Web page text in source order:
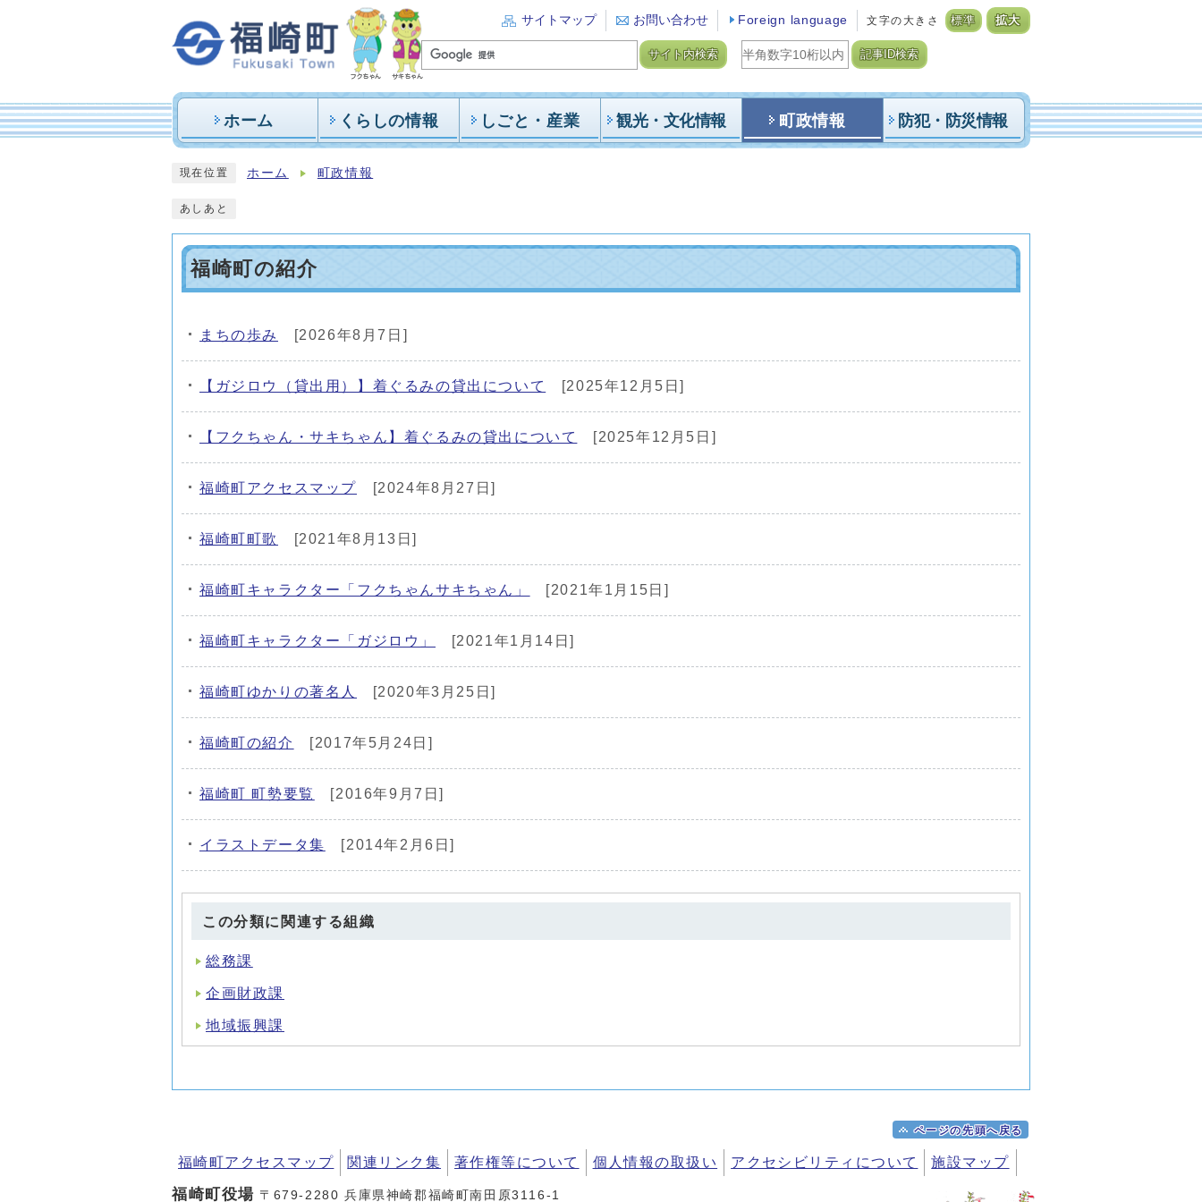
サイトマップ お問い合わせ Foreign language 文字の大きさ 標準 拡大
サイト内検索 記事ID検索
ホーム くらしの情報 しごと・産業 観光・文化情報 町政情報 防犯・防災情報
現在位置 ホーム 町政情報
あしあと
福崎町の紹介
メインメニュー
まちの歩み [2026年8月7日]
【ガジロウ（貸出用）】着ぐるみの貸出について [2025年12月5日]
【フクちゃん・サキちゃん】着ぐるみの貸出について [2025年12月5日]
福崎町アクセスマップ [2024年8月27日]
福崎町町歌 [2021年8月13日]
福崎町キャラクター「フクちゃんサキちゃん」 [2021年1月15日]
福崎町キャラクター「ガジロウ」 [2021年1月14日]
福崎町ゆかりの著名人 [2020年3月25日]
福崎町の紹介 [2017年5月24日]
福崎町 町勢要覧 [2016年9月7日]
イラストデータ集 [2014年2月6日]
この分類に関連する組織
総務課
企画財政課
地域振興課
ページの先頭へ戻る
福崎町アクセスマップ 関連リンク集 著作権等について 個人情報の取扱い アクセシビリティについて 施設マップ
福崎町役場 〒679-2280 兵庫県神崎郡福崎町南田原3116-1